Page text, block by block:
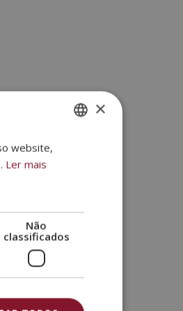
SPANISH
PORTUGUESE
×
website,
Ler mais
Não
classificados